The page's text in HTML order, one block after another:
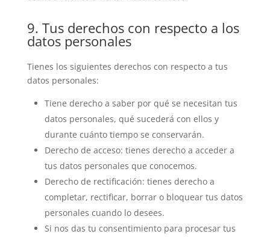
9. Tus derechos con respecto a los
datos personales
Tienes los siguientes derechos con respecto a tus
datos personales:
Tiene derecho a saber por qué se necesitan tus
datos personales, qué sucederá con ellos y
durante cuánto tiempo se conservarán.
Derecho de acceso: tienes derecho a acceder a
tus datos personales que conocemos.
Derecho de rectificación: tienes derecho a
completar, rectificar, borrar o bloquear tus datos
personales cuando lo desees.
Si nos das tu consentimiento para procesar tus